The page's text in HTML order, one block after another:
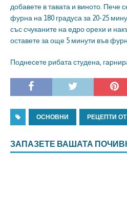
добавете в тавата и виното. Пече
фурна на 180 градуса за 20-25
със счуканите на едро орехи и
оставете за още 5 минути във
Поднесете рибата студена,
ОСНОВНИ РЕЦЕПТИ
ЗАПАЗЕТЕ ВАШАТА